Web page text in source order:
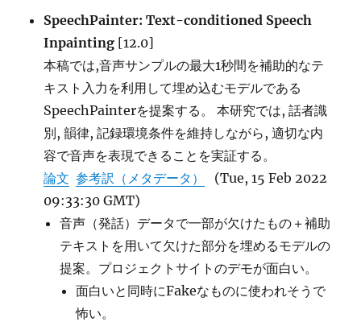
の
Contrastive
Framework
SpeechPainter: Text-conditioned Speech
Inpainting [12.0]
本稿では,音声サンプルの最大1秒間を補助的なテ
キスト入力を利用して埋め込むモデルである
SpeechPainterを提案する。 本研究では, 話者識
別, 韻律, 記録環境条件を維持しながら, 適切な内
容で音声を表現できることを実証する。
論文 参考訳（メタデータ）
(Tue, 15 Feb 2022
09:33:30 GMT)
音声（発話）データで一部が欠けたもの＋補助
テキストを用いて欠けた部分を埋めるモデルの
提案。プロジェクトサイトのデモが面白い。
面白いと同時にFakeなものに使われそうで
怖い。